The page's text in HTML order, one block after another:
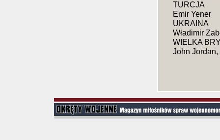
TURCJA
Emir Yener
UKRAINA
Władimir
WIELKA
John Jordan,